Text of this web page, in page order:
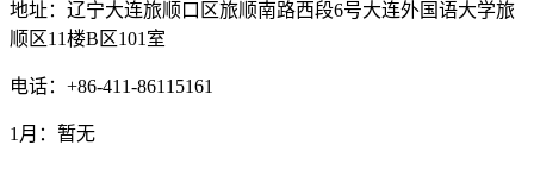
地址：辽宁大连旅顺口区旅顺南路西段6号大连外国语大学旅
顺区11楼B区101室
电话：+86-411-86115161
1月：暂无